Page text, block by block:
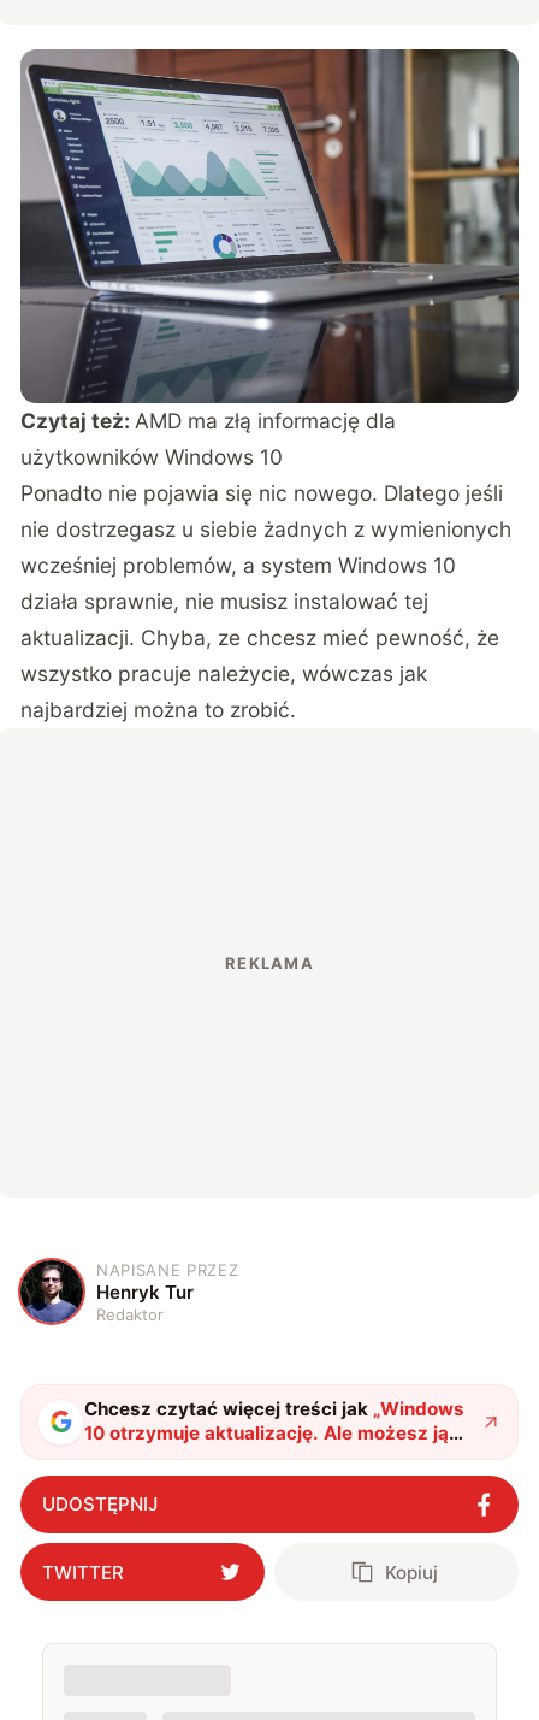
Czytaj też:AMD ma złą informację dla
użytkowników Windows 10
Ponadto nie pojawia się nic nowego. Dlatego jeśli
nie dostrzegasz u siebie żadnych z wymienionych
wcześniej problemów, a system Windows 10
działa sprawnie, nie musisz instalować tej
aktualizacji. Chyba, ze chcesz mieć pewność, że
wszystko pracuje należycie, wówczas jak
najbardziej można to zrobić.
H
NAPISANE PRZEZ
Henryk Tur
Redaktor
Chcesz czytać więcej treści jak „Windows
10 otrzymuje aktualizację. Ale możesz ją
odpuścić"?
UDOSTĘPNIJ
TWITTER Kopiuj